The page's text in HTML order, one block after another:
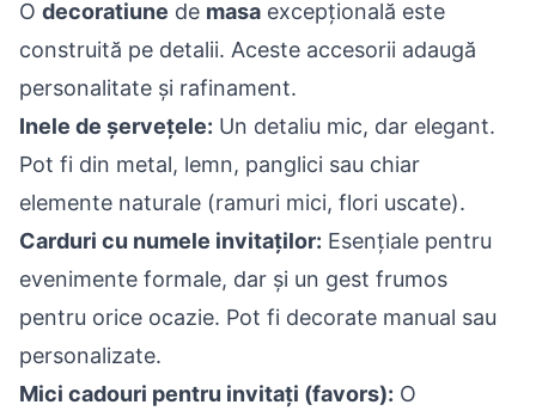
O decoratiune de masa excepțională este
construită pe detalii. Aceste accesorii adaugă
personalitate și rafinament.
Inele de șervețele: Un detaliu mic, dar elegant.
Pot fi din metal, lemn, panglici sau chiar
elemente naturale (ramuri mici, flori uscate).
Carduri cu numele invitaților: Esențiale pentru
evenimente formale, dar și un gest frumos
pentru orice ocazie. Pot fi decorate manual sau
personalizate.
Mici cadouri pentru invitați (favors): O